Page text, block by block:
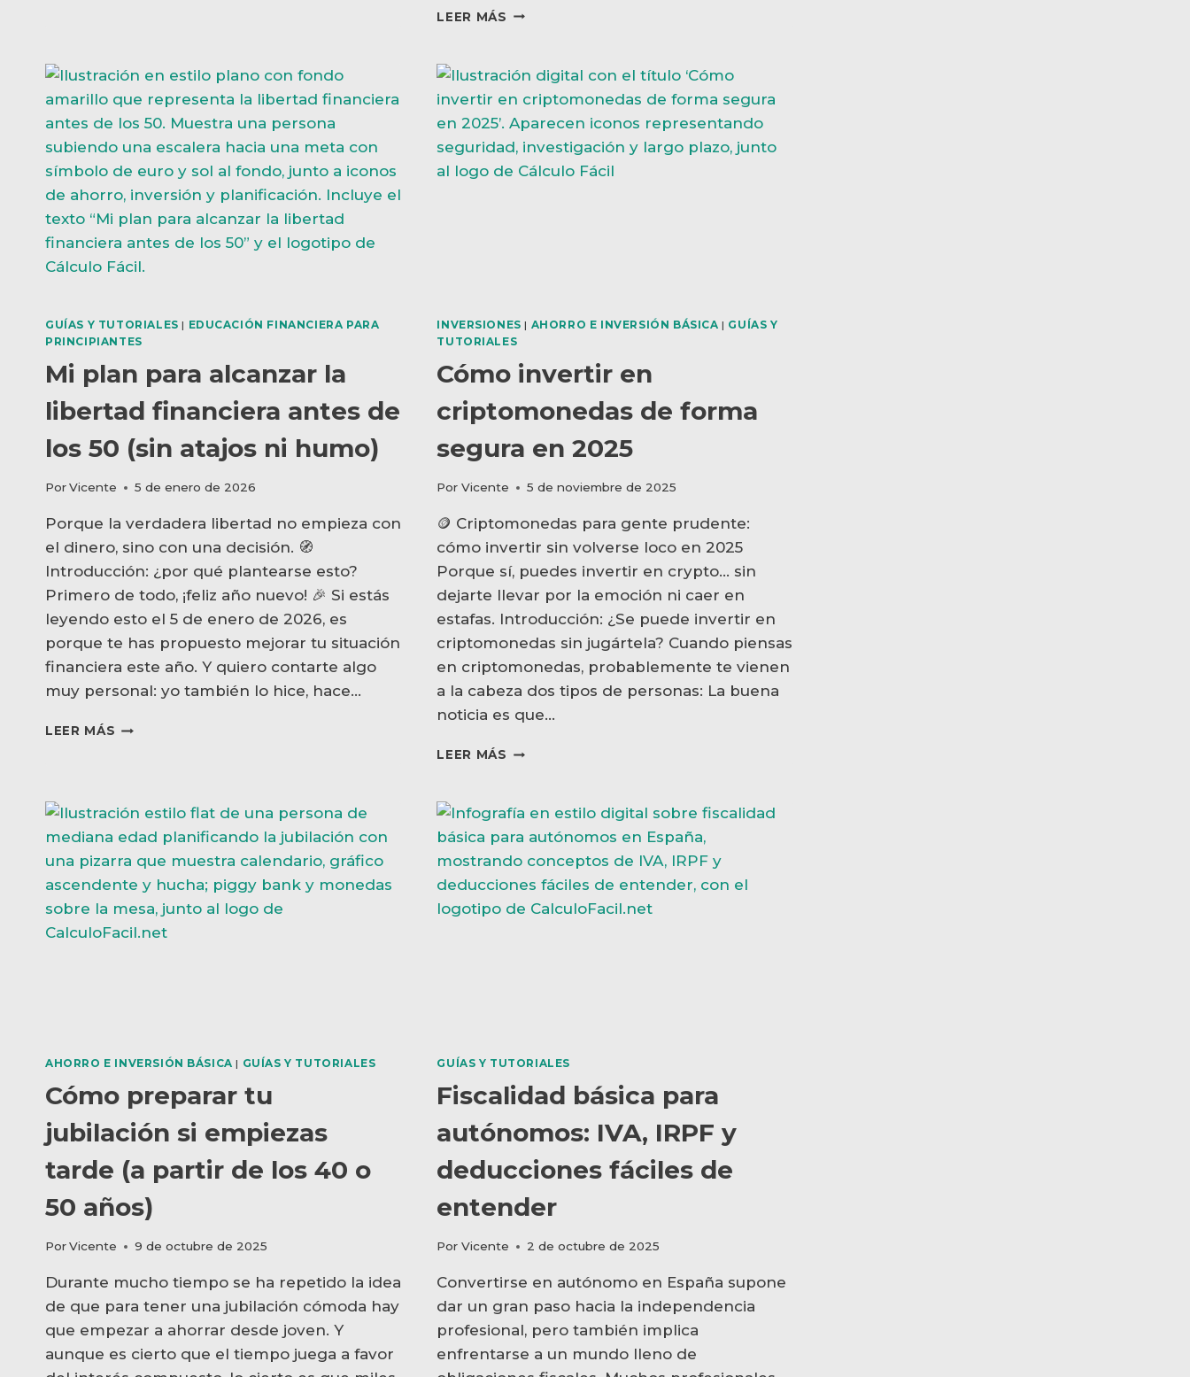
CUENTAS
(Y
NO
A
PERDER
EL
CONTROL)
LEER MÁS 💰
NECESITAS
VIVIR
TRANQUILO?
(Y
CALCULARLO
GUÍAS Y TUTORIALES | EDUCACIÓN FINANCIERA PARA
PRINCIPIANTES
Mi plan para alcanzar la
libertad financiera antes de
los 50 (sin atajos ni humo)
PorVicente 5 de enero de 2026
Porque la verdadera libertad no empieza con
el dinero, sino con una decisión. 🧭
Introducción: ¿por qué plantearse esto?
Primero de todo, ¡feliz año nuevo! 🎉 Si estás
leyendo esto el 5 de enero de 2026, es
porque te has propuesto mejorar tu situación
financiera este año. Y quiero contarte algo
muy personal: yo también lo hice, hace…
LEER MÁS MI
LIBERTAD
FINANCIERA
ANTES
LOS
50
(SIN
INVERSIONES | AHORRO E INVERSIÓN BÁSICA | GUÍAS Y
TUTORIALES
Cómo invertir en
criptomonedas de forma
segura en 2025
Por Vicente 5 de noviembre de 2025
🪙 Criptomonedas para gente prudente:
cómo invertir sin volverse loco en 2025
Porque sí, puedes invertir en crypto… sin
dejarte llevar por la emoción ni caer en
estafas. Introducción: ¿Se puede invertir en
criptomonedas sin jugártela? Cuando piensas
en criptomonedas, probablemente te vienen
a la cabeza dos tipos de personas: La buena
noticia es que…
LEER MÁS CÓMO
CRIPTOMONEDAS
FORMA
SEGURA
EN
AHORRO E INVERSIÓN BÁSICA | GUÍAS Y TUTORIALES
Cómo preparar tu
jubilación si empiezas
tarde (a partir de los 40 o
50 años)
PorVicente 9 de octubre de 2025
Durante mucho tiempo se ha repetido la idea
de que para tener una jubilación cómoda hay
que empezar a ahorrar desde joven. Y
aunque es cierto que el tiempo juega a favor
GUÍAS Y TUTORIALES
Fiscalidad básica para
autónomos: IVA, IRPF y
deducciones fáciles de
entender
Por Vicente 2 de octubre de 2025
Convertirse en autónomo en España supone
dar un gran paso hacia la independencia
profesional, pero también implica
enfrentarse a un mundo lleno de